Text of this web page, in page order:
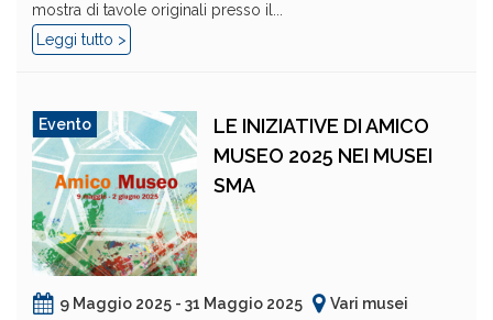
mostra di tavole originali presso il...
Leggi tutto >
Evento
LE INIZIATIVE DI AMICO
MUSEO 2025 NEI MUSEI
SMA
9 Maggio 2025 - 31 Maggio 2025 Vari musei